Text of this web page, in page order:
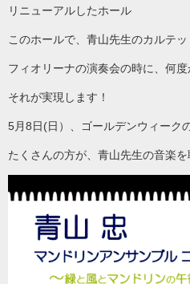
リニューアルしたホール
このホールで、青山先生のカルテ
フィオリーナの演奏会の時に、何
それが実現します！
5月8日(日）、ゴールデンウィーク
たくさんの方が、青山先生の音楽